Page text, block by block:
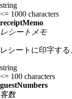
string
<= 1000 characters
receiptMemo
レシートメモ
レシートに印字する
string
<= 100 characters
guestNumbers
客数